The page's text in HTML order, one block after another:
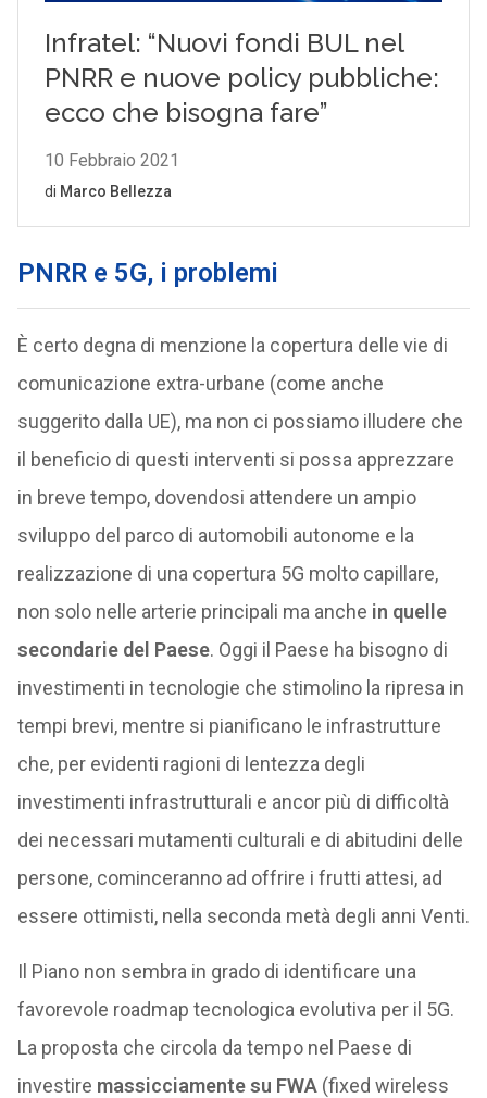
PNRR e 5G, i problemi
È certo degna di menzione la copertura delle vie di
comunicazione extra-urbane (come anche
suggerito dalla UE), ma non ci possiamo illudere che
il beneficio di questi interventi si possa apprezzare
in breve tempo, dovendosi attendere un ampio
sviluppo del parco di automobili autonome e la
realizzazione di una copertura 5G molto capillare,
non solo nelle arterie principali ma anche in quelle
secondarie del Paese. Oggi il Paese ha bisogno di
investimenti in tecnologie che stimolino la ripresa in
tempi brevi, mentre si pianificano le infrastrutture
che, per evidenti ragioni di lentezza degli
investimenti infrastrutturali e ancor più di difficoltà
dei necessari mutamenti culturali e di abitudini delle
persone, cominceranno ad offrire i frutti attesi, ad
essere ottimisti, nella seconda metà degli anni Venti.
Il Piano non sembra in grado di identificare una
favorevole roadmap tecnologica evolutiva per il 5G.
La proposta che circola da tempo nel Paese di
investire massicciamente su FWA(fixed wireless